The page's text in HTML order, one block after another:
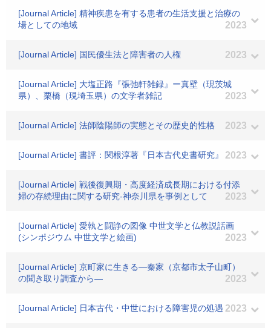
[Journal Article] 精神疾患を有する患者の生活支援と治療の
場としての地域
2023
[Journal Article] 国民優生法と障害者の人権 2023
[Journal Article] 大塩正路『張弛軒雑録』ー真壁（現茨城
県）、栗橋（現埼玉県）の文学者雑記
2023
[Journal Article] 法師陰陽師の実態とその歴史的性格 2023
[Journal Article] 書評：関根淳著『日本古代史書研究』 2023
[Journal Article] 戦後復興期・高度経済成長期における付添
婦の存続理由に関する研究-神奈川県を事例として
2023
[Journal Article] 愛執と闘諍の図像 中世文学と仏教説話画
(シンポジウム 中世文学と絵画)
2023
[Journal Article] 京町家に生きる―秦家（京都市太子山町）
の聞き取り調査から―
2023
[Journal Article] 日本古代・中世における障害児の処遇 2023